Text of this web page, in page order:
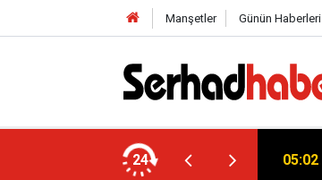
Manşetler Günün Haberleri
24
Zirvesine Güçlü Destek: Rektör Prof. Dr.
05:02